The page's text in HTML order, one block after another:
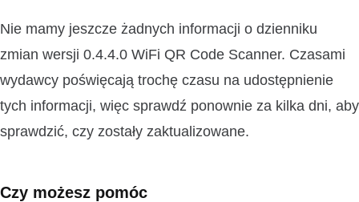
Nie mamy jeszcze żadnych informacji o dzienniku
zmian wersji 0.4.4.0 WiFi QR Code Scanner. Czasami
wydawcy poświęcają trochę czasu na udostępnienie
tych informacji, więc sprawdź ponownie za kilka dni, aby
sprawdzić, czy zostały zaktualizowane.
Czy możesz pomóc